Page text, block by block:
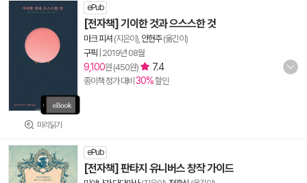
미리읽기
ePub
[전자책] 기이한 것과 으스스한 것
마크 피셔 (지은이), 안현주(옮긴이)
구픽 2019년 08월
9,100원 (450원) 7.4
종이책 정가 대비 30%할인
ePub
[전자책] 판타지 유니버스 창작 가이드